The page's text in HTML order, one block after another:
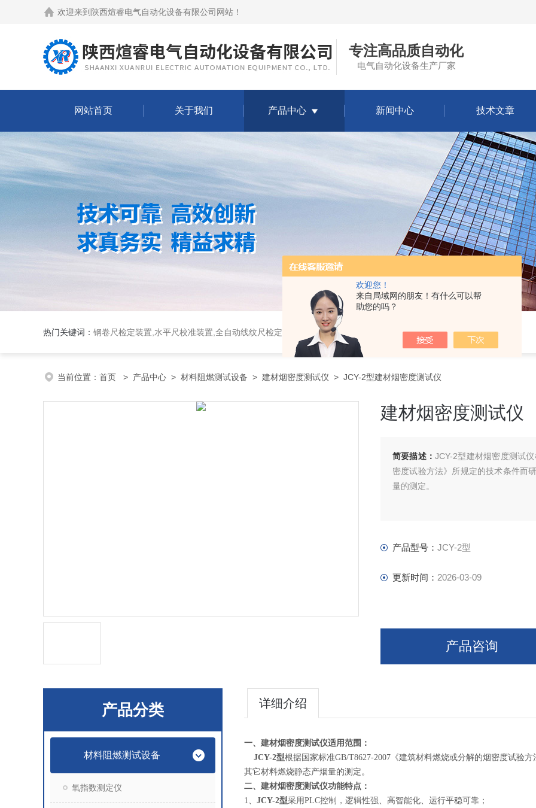
欢迎您！
来自局域网的朋友！有什么可以帮
助您的吗？
欢迎来到 陕西煊睿电气自动化设备有限公司网站 ！
专注高品质自动化
电气自动化设备生产厂家
网站首页 关于我们 产品中心 新闻中心 技术文章
热门关键词： 钢卷尺检定装置,水平尺校准装置,全自动线纹尺检定仪,光谱铣样机,压电式三向车削测力仪,压电式三向切削力测试系统
当前位置： 首页 > 产品中心 > 材料阻燃测试设备 > 建材烟密度测试仪 > JCY-2型建材烟密度测试仪
建材烟密度测试仪
简要描述：JCY-2型建材烟密度测试
密度试验方法》所规定的技术条件而
量的测定。
产品型号： JCY-2型
更新时间： 2026-03-09
产品咨询
产品分类
材料阻燃测试设备
氧指数测定仪
详细介绍
一、 建材烟密度测试仪适用范围：
JCY-2型根据国家标准GB/T8627-2007《建筑材料燃烧或分解的烟密度试验
其它材料燃烧静态产烟量的测定。
二、 建材烟密度测试仪功能特点：
1、 JCY-2型采用PLC控制，逻辑性强、高智能化、运行平稳可靠；